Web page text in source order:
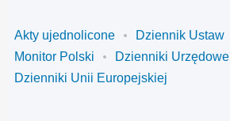
Akty ujednolicone
Dziennik Ustaw
Monitor Polski
Dzienniki Urzędowe
Dzienniki Unii Europejskiej